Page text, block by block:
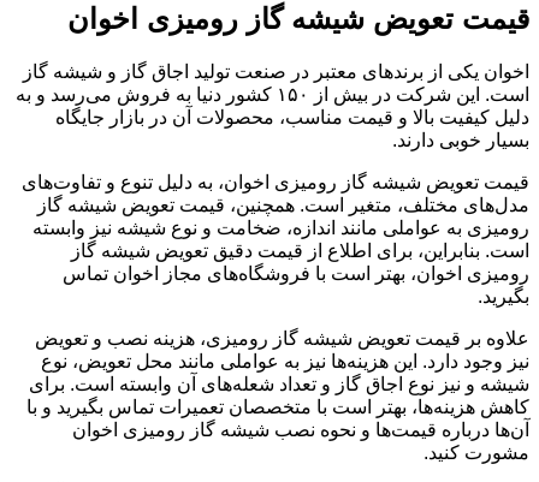
قیمت تعویض شیشه گاز رومیزی اخوان
اخوان یکی از برندهای معتبر در صنعت تولید اجاق گاز و شیشه گاز
است. این شرکت در بیش از ۱۵۰ کشور دنیا به فروش می‌رسد و به
دلیل کیفیت بالا و قیمت مناسب، محصولات آن در بازار جایگاه
بسیار خوبی دارند.
قیمت تعویض شیشه گاز رومیزی اخوان، به دلیل تنوع و تفاوت‌های
مدل‌های مختلف، متغیر است. همچنین، قیمت تعویض شیشه گاز
رومیزی به عواملی مانند اندازه، ضخامت و نوع شیشه نیز وابسته
است. بنابراین، برای اطلاع از قیمت دقیق تعویض شیشه گاز
رومیزی اخوان، بهتر است با فروشگاه‌های مجاز اخوان تماس
بگیرید.
علاوه بر قیمت تعویض شیشه گاز رومیزی، هزینه نصب و تعویض
نیز وجود دارد. این هزینه‌ها نیز به عواملی مانند محل تعویض، نوع
شیشه و نیز نوع اجاق گاز و تعداد شعله‌های آن وابسته است. برای
کاهش هزینه‌ها، بهتر است با متخصصان تعمیرات تماس بگیرید و با
آن‌ها درباره قیمت‌ها و نحوه نصب شیشه گاز رومیزی اخوان
مشورت کنید.